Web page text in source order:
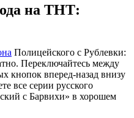
на ТНТ:
Полицейского с Рублевки:
Переключайтесь между
кнопок вперед-назад внизу
все серии русского
с Барвихи» в хорошем